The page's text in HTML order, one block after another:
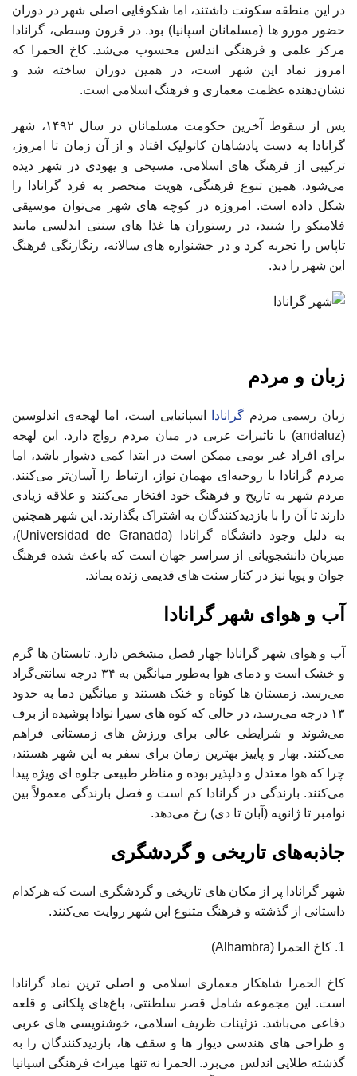
در این منطقه سکونت داشتند، اما شکوفایی اصلی شهر در دوران
حضور مورو ها (مسلمانان اسپانیا) بود. در قرون وسطی، گرانادا
مرکز علمی و فرهنگی اندلس محسوب می‌شد. کاخ الحمرا که
امروز نماد این شهر است، در همین دوران ساخته شد و
نشان‌دهنده عظمت معماری و فرهنگ اسلامی است.
پس از سقوط آخرین حکومت مسلمانان در سال ۱۴۹۲، شهر
گرانادا به دست پادشاهان کاتولیک افتاد و از آن زمان تا امروز،
ترکیبی از فرهنگ‌ های اسلامی، مسیحی و یهودی در شهر دیده
می‌شود. همین تنوع فرهنگی، هویت منحصر به ‌فرد گرانادا را
شکل داده است. امروزه در کوچه‌ های شهر می‌توان موسیقی
فلامنکو را شنید، در رستوران ‌ها غذا های سنتی اندلسی مانند
تاپاس را تجربه کرد و در جشنواره‌ های سالانه، رنگارنگی فرهنگ
این شهر را دید.
زبان و مردم
زبان رسمی مردم گرانادا
اسپانیایی است، اما لهجه‌ی اندلوسین
(andaluz) با تاثیرات عربی در میان مردم رواج دارد. این لهجه
برای افراد غیر بومی ممکن است در ابتدا کمی دشوار باشد، اما
مردم گرانادا با روحیه‌ای مهمان ‌نواز، ارتباط را آسان‌تر می‌کنند.
مردم شهر به تاریخ و فرهنگ خود افتخار می‌کنند و علاقه زیادی
دارند تا آن را با بازدیدکنندگان به اشتراک بگذارند. این شهر همچنین
به دلیل وجود دانشگاه گرانادا (Universidad de Granada)،
میزبان دانشجویانی از سراسر جهان است که باعث شده فرهنگ
جوان و پویا نیز در کنار سنت های قدیمی زنده بماند.
آب و هوای شهر گرانادا
آب‌ و هوای شهر گرانادا چهار فصل مشخص دارد. تابستان‌ ها گرم
و خشک است و دمای هوا به‌طور میانگین به ۳۴ درجه سانتی‌گراد
می‌رسد. زمستان‌ ها کوتاه و خنک هستند و میانگین دما به حدود
۱۳ درجه می‌رسد، در حالی که کوه‌ های سیرا نوادا پوشیده از برف
می‌شوند و شرایطی عالی برای ورزش ‌های زمستانی فراهم
می‌کنند. بهار و پاییز بهترین زمان برای سفر به این شهر هستند،
چرا که هوا معتدل و دلپذیر بوده و مناظر طبیعی جلوه ‌ای ویژه پیدا
می‌کنند. بارندگی در گرانادا کم است و فصل بارندگی معمولاً بین
نوامبر تا ژانویه (آبان تا دی) رخ می‌دهد.
جاذبه‌های تاریخی و گردشگری
شهر گرانادا پر از مکان‌ های تاریخی و گردشگری است که هرکدام
داستانی از گذشته و فرهنگ متنوع این شهر روایت می‌کنند.
کاخ الحمرا (Alhambra)
کاخ الحمرا شاهکار معماری اسلامی و اصلی‌ ترین نماد گرانادا
است. این مجموعه شامل قصر سلطنتی، باغ‌های پلکانی و قلعه
دفاعی می‌باشد. تزئینات ظریف اسلامی، خوشنویسی ‌های عربی
و طراحی ‌های هندسی دیوار ها و سقف ‌ها، بازدیدکنندگان را به
گذشته طلایی اندلس می‌برد. الحمرا نه تنها میراث فرهنگی اسپانیا